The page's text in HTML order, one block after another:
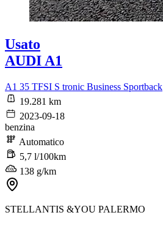
Usato
AUDI A1
A1 35 TFSI S tronic Business Sportback
19.281 km
2023-09-18
benzina
Automatico
5,7 l/100km
138 g/km
STELLANTIS &YOU PALERMO